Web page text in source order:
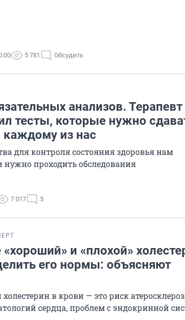
5 781 Обсудить
анализов. Терапевт
тесты, которые нужно
каждому из нас
для контроля состояния здоровья нам
нужно проходить обследования
7 017 5
«хороший» и «плохой»
его нормы: объясняют
в крови — это риск
сердца, проблем с эндокринной